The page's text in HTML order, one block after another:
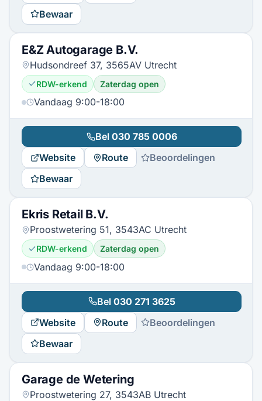
Bewaar
E&Z Autogarage B.V.
Hudsondreef 37, 3565AV Utrecht
RDW-erkend Zaterdag open
Vandaag 9:00-18:00
Bel 030 785 0006
Website
Route
Beoordelingen
Bewaar
Ekris Retail B.V.
Proostwetering 51, 3543AC Utrecht
RDW-erkend Zaterdag open
Vandaag 9:00-18:00
Bel 030 271 3625
Website
Route
Beoordelingen
Bewaar
Garage de Wetering
Proostwetering 27, 3543AB Utrecht